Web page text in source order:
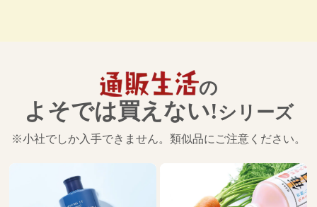
の
よそでは買えない!シリーズ
※小社でしか入手できません。類似品にご注意ください。